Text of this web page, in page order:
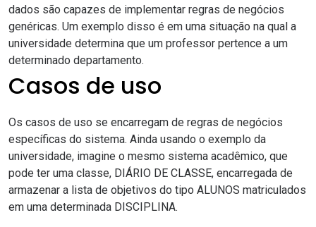
dados são capazes de implementar regras de negócios
genéricas. Um exemplo disso é em uma situação na qual a
universidade determina que um professor pertence a um
determinado departamento.
Casos de uso
Os casos de uso se encarregam de regras de negócios
específicas do sistema. Ainda usando o exemplo da
universidade, imagine o mesmo sistema acadêmico, que
pode ter uma classe, DIÁRIO DE CLASSE, encarregada de
armazenar a lista de objetivos do tipo ALUNOS matriculados
em uma determinada DISCIPLINA.